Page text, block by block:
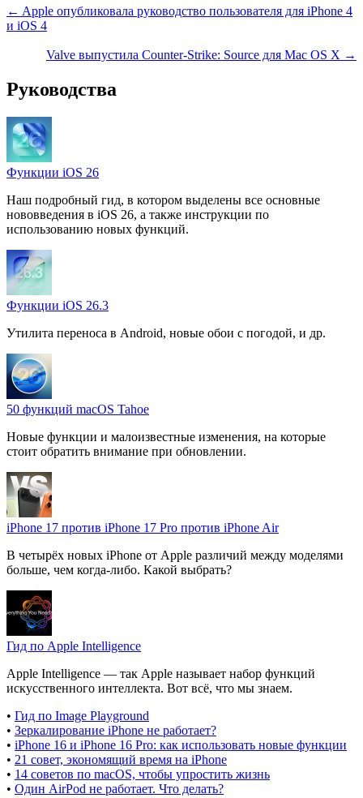
← Apple опубликовала руководство пользователя для iPhone 4
и iOS 4
Valve выпустила Counter-Strike: Source для Mac OS X →
Руководства
Функции iOS 26
Наш подробный гид, в котором выделены все основные
нововведения в iOS 26, а также инструкции по
использованию новых функций.
Функции iOS 26.3
Утилита переноса в Android, новые обои с погодой, и др.
50 функций macOS Tahoe
Новые функции и малоизвестные изменения, на которые
стоит обратить внимание при обновлении.
iPhone 17 против iPhone 17 Pro против iPhone Air
В четырёх новых iPhone от Apple различий между моделями
больше, чем когда-либо. Какой выбрать?
Гид по Apple Intelligence
Apple Intelligence — так Apple называет набор функций
искусственного интеллекта. Вот всё, что мы знаем.
• Гид по Image Playground
• Зеркалирование iPhone не работает?
• iPhone 16 и iPhone 16 Pro: как использовать новые функции
• 21 совет, экономящий время на iPhone
• 14 советов по macOS, чтобы упростить жизнь
• Один AirPod не работает. Что делать?